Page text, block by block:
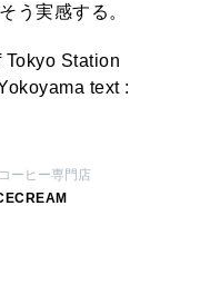
う実感する。
Tokyo Station
text :
コーヒー専門店